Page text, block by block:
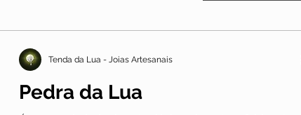
Câncer
Pedra da Lua
Tenda da Lua - Joias Artesanais